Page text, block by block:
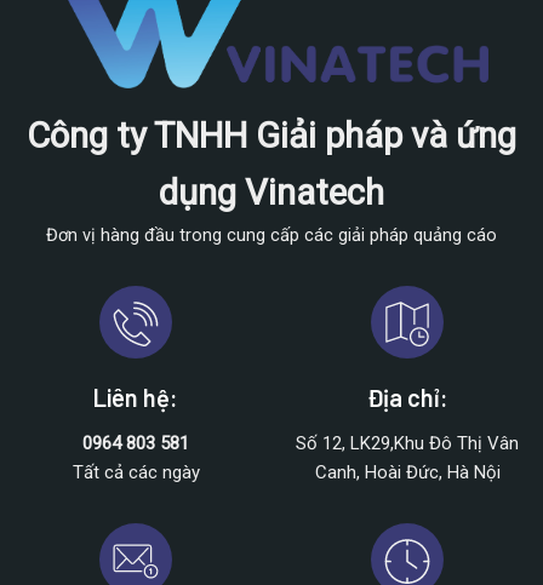
Công ty TNHH Giải pháp và ứng
dụng Vinatech
Đơn vị hàng đầu trong cung cấp các giải pháp quảng cáo
Liên hệ:
0964 803 581
Tất cả các ngày
Địa chỉ:
Số 12, LK29,Khu Đô Thị Vân
Canh, Hoài Đức, Hà Nội